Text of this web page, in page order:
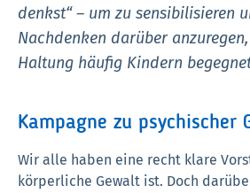
denkst“ – um zu sensibilisieren
Nachdenken darüber
Haltung häufig Kindern
Kampagne zu psychischer
Wir alle haben eine recht klare
körperliche Gewalt ist. Doch